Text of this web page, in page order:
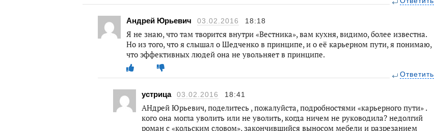
Андрей Юрьевич 03.02.2016 18:18
Я не знаю, что там творится внутри «Вестника», вам кухня, видимо, более известна.
Но из того, что я слышал о Шедченко в принципе, и о её карьерном пути, я понимаю,
что эффективных людей она не увольняет в принципе.
Ответить
устрица 03.02.2016 18:41
АНдрей Юрьевич, поделитесь , пожалуйста, подробностями «карьерного пути» .
кого она могла уволить или не уволить, когда ничем не руководила? недолгий
роман с «кольским словом», закончившийся выносом мебели и разрезанием